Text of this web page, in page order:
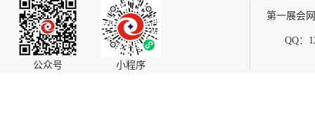
公众号 小程序
第一展会
QQ：